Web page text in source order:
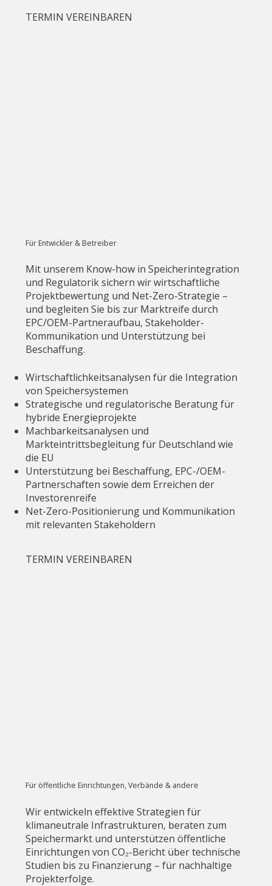
TERMIN VEREINBAREN
Für Entwickler & Betreiber
Mit unserem Know-how in Speicherintegration
und Regulatorik sichern wir wirtschaftliche
Projektbewertung und Net-Zero-Strategie –
und begleiten Sie bis zur Marktreife durch
EPC/OEM-Partneraufbau, Stakeholder-
Kommunikation und Unterstützung bei
Beschaffung.
Wirtschaftlichkeitsanalysen für die Integration
von Speichersystemen
Strategische und regulatorische Beratung für
hybride Energieprojekte
Machbarkeitsanalysen und
Markteintrittsbegleitung für Deutschland wie
die EU
Unterstützung bei Beschaffung, EPC-/OEM-
Partnerschaften sowie dem Erreichen der
Investorenreife
Net-Zero-Positionierung und Kommunikation
mit relevanten Stakeholdern
TERMIN VEREINBAREN
Für öffentliche Einrichtungen, Verbände & andere
Wir entwickeln effektive Strategien für
klimaneutrale Infrastrukturen, beraten zum
Speichermarkt und unterstützen öffentliche
Einrichtungen von CO₂-Bericht über technische
Studien bis zu Finanzierung – für nachhaltige
Projekterfolge.